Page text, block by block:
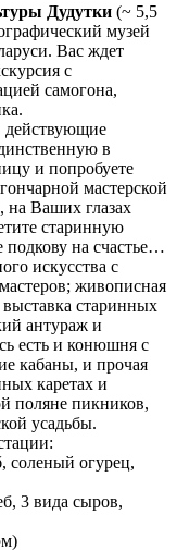
Дудутки (~ 5,5
музей
Вас ждет
с
самогона,
действующие
в
и попробуете
мастерской
на Ваших глазах
старинную
на счастье…
искусства с
живописная
старинных
антураж и
есть и конюшня с
кабаны, и прочая
каретах и
поляне пикников,
усадьбы.
соленый огурец,
3 вида сыров,